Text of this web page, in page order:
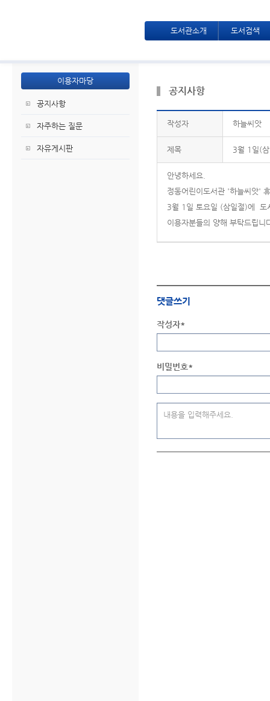
도서관소개 도서검색
이용자마당
공지사항
자주하는 질문
자유게시판
공지사항
작성자 하늘씨앗
제목 3월 1일(
안녕하세요.
정동어린이도서관 '하늘씨앗'
3월 1일 토요일 (삼일절)에 도
이용자분들의 양해 부탁드립니
댓글쓰기
작성자*
비밀번호*